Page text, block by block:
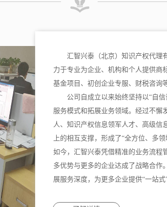
汇智兴泰（北京）知识产权代理
力于专业为企业、机构和个人提供商
基金项目、初创企业专服、财税咨询
公司自成立以来始终坚持以“自
服务模式和拓展业务领域。经过不懈
人、知识产权信息领军人才、高级信
上的相互支撑，形成了“全方位、多
如今，汇智兴泰凭借精准的业务流程
多优势与更多的企业达成了战略合作
展服务深度，为更多企业提供“一站式